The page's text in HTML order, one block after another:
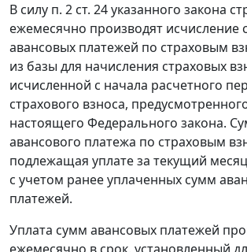
В силу п. 2 ст. 24указанного закона
ежемесячно производят исчисление
авансовых платежей по страховым
из базы для начисления страховых
исчисленной с начала расчетного
страхового взноса,
настоящего Федерального закона.
авансового платежа по страховым
подлежащая уплате за текущий
с учетом ранее уплаченных сумм
платежей.
Уплата сумм авансовых платежей